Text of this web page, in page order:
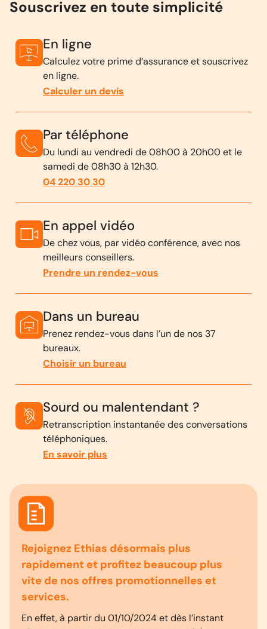
Souscrivez en toute simplicité
En ligne
Calculez votre prime d’assurance et souscrivez
en ligne.
Calculer un devis
Par téléphone
Du lundi au vendredi de 08h00 à 20h00 et le
samedi de 08h30 à 12h30.
04 220 30 30
En appel vidéo
De chez vous, par vidéo conférence, avec nos
meilleurs conseillers.
Prendre un rendez-vous
Dans un bureau
Prenez rendez-vous dans l’un de nos 37
bureaux.
Choisir un bureau
Sourd ou malentendant ?
Retranscription instantanée des conversations
téléphoniques.
En savoir plus
Rejoignez Ethias désormais plus
rapidement et profitez beaucoup plus
vite de nos offres promotionnelles et
services.
En effet, à partir du 01/10/2024 et dès l’instant